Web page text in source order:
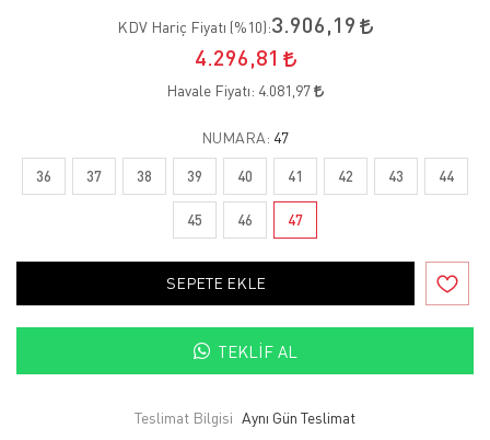
KDV Hariç Fiyatı (%10):3.906,19
4.296,81
Havale Fiyatı: 4.081,97
NUMARA: 47
36 37 38 39 40 41 42 43 44
45 46 47
SEPETE EKLE
TEKLIF AL
Teslimat Bilgisi Aynı Gün Teslimat